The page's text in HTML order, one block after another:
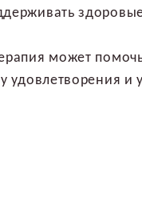
может
удовлетворения